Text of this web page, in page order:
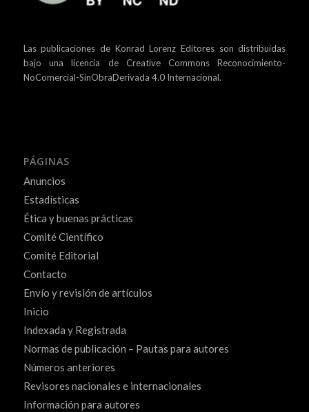
Las publicaciones de Konrad Lorenz Editores son distribuidas
bajo unalicencia de Creative Commons Reconocimiento-
NoComercial-SinObraDerivada 4.0 Internacional.
PÁGINAS
Anuncios
Estadísticas
Ética y buenas prácticas
Comité Científico
Comité Editorial
Contacto
Envío y revisión de artículos
Inicio
Indexada y Registrada
Normas de publicación – Pautas para autores
Números anteriores
Revisores nacionales e internacionales
Información para autores